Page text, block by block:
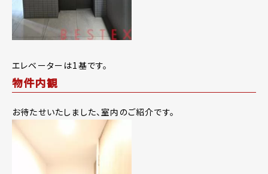
エレベーターは1基です。
物件内観
お待たせいたしました、室内のご紹介です。